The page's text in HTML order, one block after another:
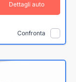
Dettagli auto
Confronta